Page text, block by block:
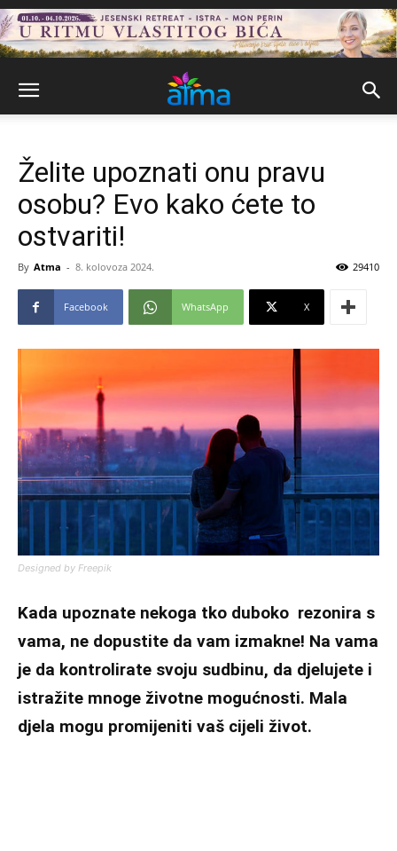
Želite upoznati onu pravu
osobu? Evo kako ćete to
ostvariti!
By Atma - 8. kolovoza 2024. 29410
Facebook WhatsApp X
Designed by Freepik
Kada upoznate nekoga tko duboko rezonira s
vama, ne dopustite da vam izmakne! Na vama
je da kontrolirate svoju sudbinu, da djelujete i
istražite mnoge životne mogućnosti. Mala
djela mogu promijeniti vaš cijeli život.